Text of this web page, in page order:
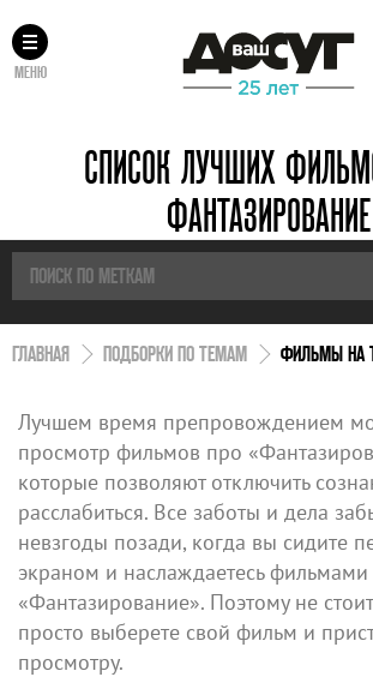
МЕНЮ
СПИСОК ЛУЧШИХ
ФАНТАЗИРОВАНИЕ
ГЛАВНАЯ ПОДБОРКИ ПО ТЕМАМ ФИЛЬМЫ НА
Лучшем время препровождением
просмотр фильмов про
которые позволяют отключить
расслабиться. Все заботы и дела
невзгоды позади, когда вы сидите
экраном и наслаждаетесь
«Фантазирование». Поэтому не
просто выберете свой фильм и
просмотру.